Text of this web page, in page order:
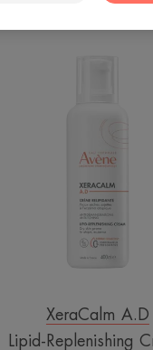
XeraCalm A.D
Lipid-Replenishing